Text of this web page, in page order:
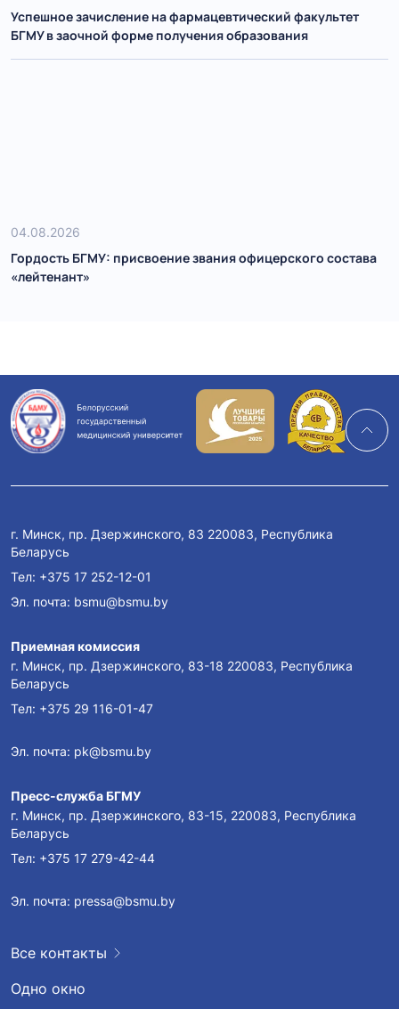
Успешное зачисление на фармацевтический факультет
БГМУ в заочной форме получения образования
04.08.2026
Гордость БГМУ: присвоение звания офицерского состава
«лейтенант»
г. Минск, пр. Дзержинского, 83 220083, Республика
Беларусь
Тел: +375 17 252-12-01
Эл. почта: bsmu@bsmu.by
Приемная комиссия
г. Минск, пр. Дзержинского, 83-18 220083, Республика
Беларусь
Тел: +375 29 116-01-47
Эл. почта: pk@bsmu.by
Пресс-служба БГМУ
г. Минск, пр. Дзержинского, 83-15, 220083, Республика
Беларусь
Тел: +375 17 279-42-44
Эл. почта: pressa@bsmu.by
Все контакты
Одно окно